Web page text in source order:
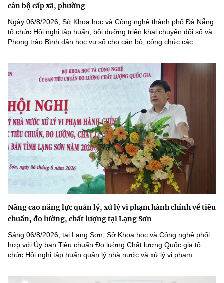
cán bộ cấp xã, phường
Ngày 06/8/2026, Sở Khoa học và Công nghệ thành phố Đà Nẵng
tổ chức Hội nghị tập huấn, bồi dưỡng triển khai chuyển đổi số và
Phong trào Bình dân học vụ số cho cán bộ, công chức các...
Nâng cao năng lực quản lý, xử lý vi phạm hành chính về tiêu
chuẩn, đo lường, chất lượng tại Lạng Sơn
Sáng 06/8/2026, tại Lạng Sơn, Sở Khoa học và Công nghệ phối
hợp với Ủy ban Tiêu chuẩn Đo lường Chất lượng Quốc gia tổ
chức Hội nghị tập huấn quản lý nhà nước và xử lý vi phạm...